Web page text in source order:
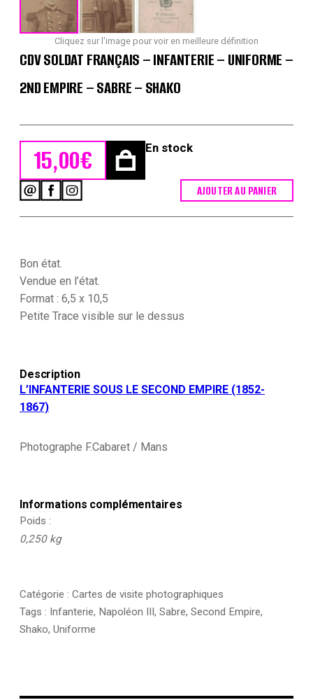
Cliquez sur l'image pour voir en meilleure définition
CDV SOLDAT FRANÇAIS – INFANTERIE – UNIFORME –
2ND EMPIRE – SABRE – SHAKO
15,00€ En stock
Infanterie
-
Uniforme
-
-
Shako
AJOUTER AU PANIER
Bon état.
Vendue en l’état.
Format : 6,5 x 10,5
Petite Trace visible sur le dessus
Description
L’INFANTERIE SOUS LE SECOND EMPIRE (1852-
1867)
Photographe F.Cabaret / Mans
Informations complémentaires
Poids
0,250 kg
Catégorie : Cartes de visite photographiques
Tags : Infanterie, Napoléon III, Sabre, Second Empire,
Shako, Uniforme